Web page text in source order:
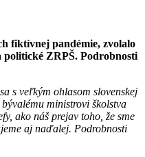
fiktívnej pandémie, zvolalo
politické ZRPŠ. Podrobnosti
s veľkým ohlasom slovenskej
ministrovi školstva
ako náš prejav toho, že sme
aj naďalej. Podrobnosti